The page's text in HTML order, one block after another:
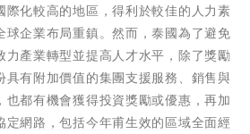
際化較高的地區，得利於較佳的人力素
球企業布局重鎮。然而，泰國為了避免
力產業轉型並提高人才水平，除了獎勵
具有附加價值的集團支援服務、銷售與
也都有機會獲得投資獎勵或優惠，再加
定網路，包括今年甫生效的區域全面經